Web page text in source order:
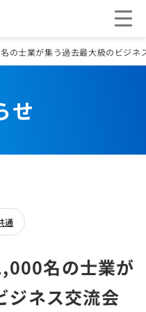
の士業が集う過去最大級のビジ
せ
通
名の士業が
ジネス交流会